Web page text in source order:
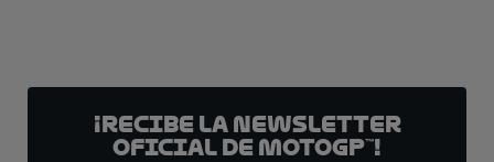
¡Recibe la Newsletter
oficial de MotoGP™!